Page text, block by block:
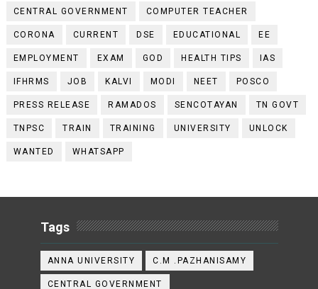
CENTRAL GOVERNMENT COMPUTER TEACHER
CORONA CURRENT DSE EDUCATIONAL EE
EMPLOYMENT EXAM GOD HEALTH TIPS IAS
IFHRMS JOB KALVI MODI NEET POSCO
PRESS RELEASE RAMADOS SENCOTAYAN TN GOVT
TNPSC TRAIN TRAINING UNIVERSITY UNLOCK
WANTED WHATSAPP
Tags
ANNA UNIVERSITY C.M .PAZHANISAMY
CENTRAL GOVERNMENT